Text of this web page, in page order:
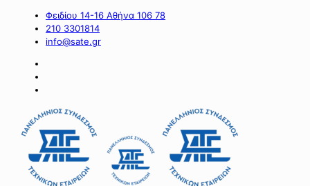
Φειδίου 14-16 Αθήνα 106 78
210 3301814
info@sate.gr